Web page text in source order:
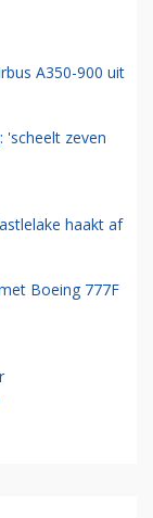
A350-900 uit
'scheelt zeven
haakt af
Boeing 777F